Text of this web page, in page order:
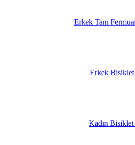
Erkek Tam
Erkek
Kadın